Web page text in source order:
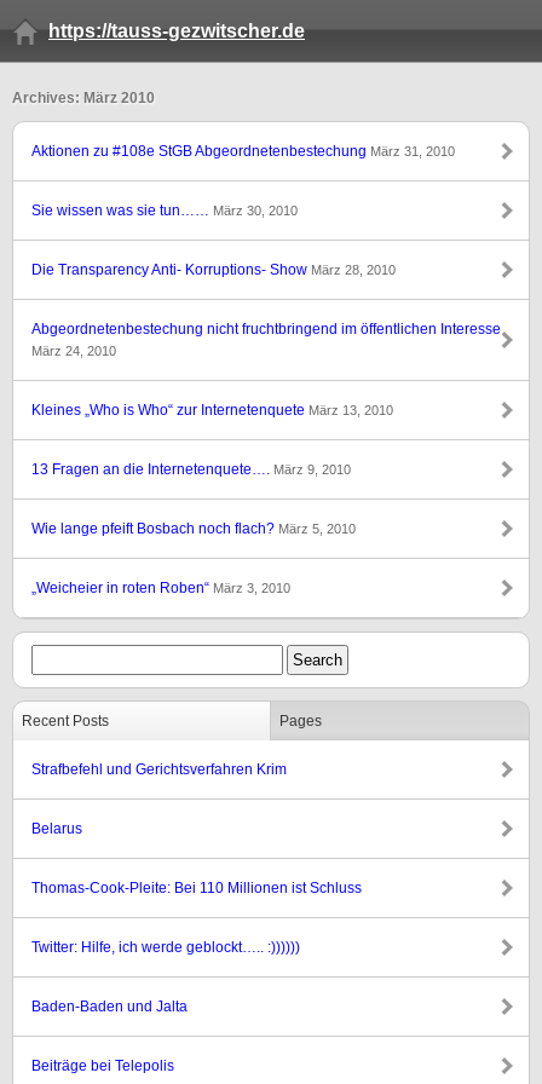
https://tauss-gezwitscher.de
Archives: März 2010
Aktionen zu #108e StGB Abgeordnetenbestechung März 31, 2010
Sie wissen was sie tun…… März 30, 2010
Die Transparency Anti- Korruptions- Show März 28, 2010
Abgeordnetenbestechung nicht fruchtbringend im öffentlichen Interesse
März 24, 2010
Kleines „Who is Who“ zur Internetenquete März 13, 2010
13 Fragen an die Internetenquete…. März 9, 2010
Wie lange pfeift Bosbach noch flach? März 5, 2010
„Weicheier in roten Roben“ März 3, 2010
Recent Posts Pages
Strafbefehl und Gerichtsverfahren Krim
Belarus
Thomas-Cook-Pleite: Bei 110 Millionen ist Schluss
Twitter: Hilfe, ich werde geblockt….. :))))))
Baden-Baden und Jalta
Beiträge bei Telepolis